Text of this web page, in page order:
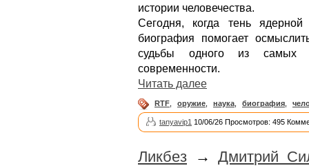
истории человечества.
Сегодня, когда тень
биография помогает
судьбы одного из самых
современности.
Читать далее
RTF оружие наука биография
tanyavip1 10/06/26 Просмотров: 495
Ликбез →Дмитрий